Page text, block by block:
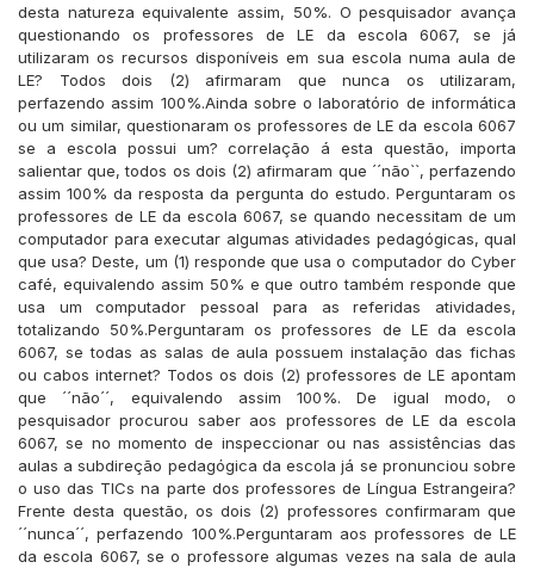
desta natureza equivalente assim, 50%. O pesquisador avança
questionando os professores de LE da escola 6067, se já
utilizaram os recursos disponíveis em sua escola numa aula de
LE? Todos dois (2) afirmaram que nunca os utilizaram,
perfazendo assim 100%.Ainda sobre o laboratório de informática
ou um similar, questionaram os professores de LE da escola 6067
se a escola possui um? correlação á esta questão, importa
salientar que, todos os dois (2) afirmaram que ´´não``, perfazendo
assim 100% da resposta da pergunta do estudo. Perguntaram os
professores de LE da escola 6067, se quando necessitam de um
computador para executar algumas atividades pedagógicas, qual
que usa? Deste, um (1) responde que usa o computador do Cyber
café, equivalendo assim 50% e que outro também responde que
usa um computador pessoal para as referidas atividades,
totalizando 50%.Perguntaram os professores de LE da escola
6067, se todas as salas de aula possuem instalação das fichas
ou cabos internet? Todos os dois (2) professores de LE apontam
que ´´não´´, equivalendo assim 100%. De igual modo, o
pesquisador procurou saber aos professores de LE da escola
6067, se no momento de inspeccionar ou nas assistências das
aulas a subdireção pedagógica da escola já se pronunciou sobre
o uso das TICs na parte dos professores de Língua Estrangeira?
Frente desta questão, os dois (2) professores confirmaram que
´´nunca´´, perfazendo 100%.Perguntaram aos professores de LE
da escola 6067, se o professore algumas vezes na sala de aula